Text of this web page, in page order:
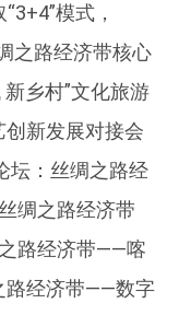
模式，
之路经济带核心
乡村”文化旅游
新发展对接会
坛：丝绸之路经
绸之路经济带
路经济带——喀
路经济带——数字